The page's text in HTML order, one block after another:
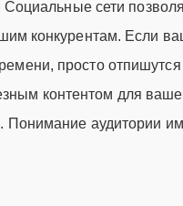
Социальные сети
конкурентам. Если
просто отпишутся
контентом для
Понимание аудитории